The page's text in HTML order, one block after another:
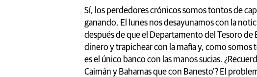
Sí, los perdedores crónicos somos tontos de
ganando. El lunes nos desayunamos con la
después de que el Departamento del Tesoro de
dinero y trapichear con la mafia y, como somos
es el único banco con las manos sucias.
Caimán y Bahamas que con Banesto’? El